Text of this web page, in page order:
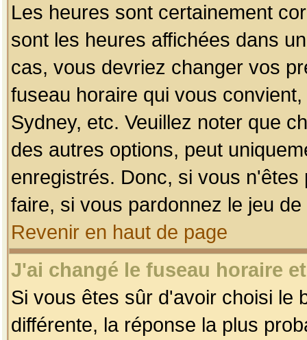
Les heures sont certainement
sont les heures affichées dans
cas, vous devriez changer vos
fuseau horaire qui vous
Sydney, etc. Veuillez noter que
des autres options, peut
enregistrés. Donc, si vous
faire, si vous pardonnez le jeu
Revenir en haut de page
J'ai changé le fuseau horaire
Si vous êtes sûr d'avoir choisi le
différente, la réponse la plus